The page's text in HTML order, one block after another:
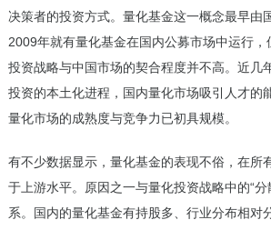
决策者的投资方式。量化基金这一概念最早由
2009年就有量化基金在国内公募市场中运行
投资战略与中国市场的契合程度并不高。近几
投资的本土化进程，国内量化市场吸引人才的
量化市场的成熟度与竞争力已初具规模。
有不少数据显示，量化基金的表现不俗，在所
于上游水平。原因之一与量化投资战略中的“
系。国内的量化基金有持股多、行业分布相对